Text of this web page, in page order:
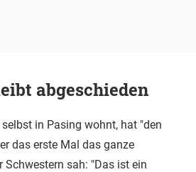
abgeschieden
in Pasing wohnt, hat "den
das erste Mal das ganze
Schwestern sah: "Das ist ein